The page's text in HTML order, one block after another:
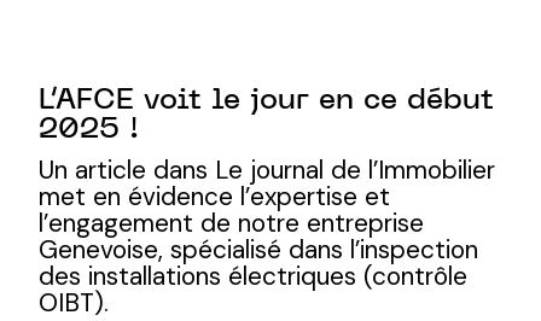
L’AFCE voit le jour en ce début
2025 !
Un article dans Le journal de l’Immobilier
met en évidence l’expertise et
l’engagement de notre entreprise
Genevoise, spécialisé dans l’inspection
des installations électriques (contrôle
OIBT).